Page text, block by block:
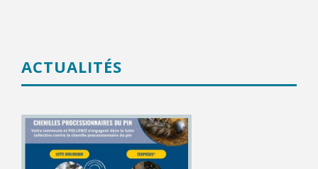
ACTUALITÉS